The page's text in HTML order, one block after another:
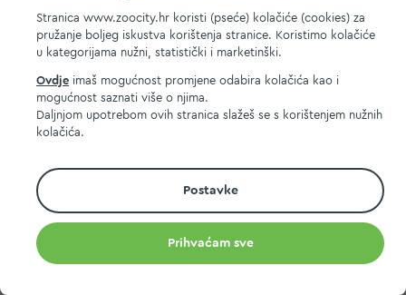
Stranica www.zoocity.hr koristi (pseće) kolačiće (cookies) za
pružanje boljeg iskustva korištenja stranice. Koristimo kolačiće
u kategorijama nužni, statistički i marketinški.
Ovdje imaš mogućnost promjene odabira kolačića kao i
mogućnost saznati više o njima.
Daljnjom upotrebom ovih stranica slažeš se s korištenjem nužnih
kolačića.
Postavke
Prihvaćam sve
Trixie igračka za pse konop višebojni pamuk 25 g/15 cm
1,00 EUR
Dodaj na listu želja